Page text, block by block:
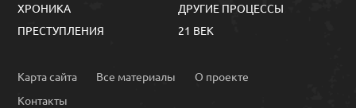
ХРОНИКА
ПРЕСТУПЛЕНИЯ
ДРУГИЕ ПРОЦЕССЫ
21 ВЕК
Карта сайта Все материалы
О проекте
Контакты